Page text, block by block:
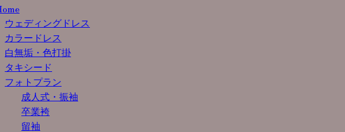
ウェディングドレス
カラードレス
白無垢・色打掛
タキシード
フォトプラン
成人式・振袖
卒業袴
留袖